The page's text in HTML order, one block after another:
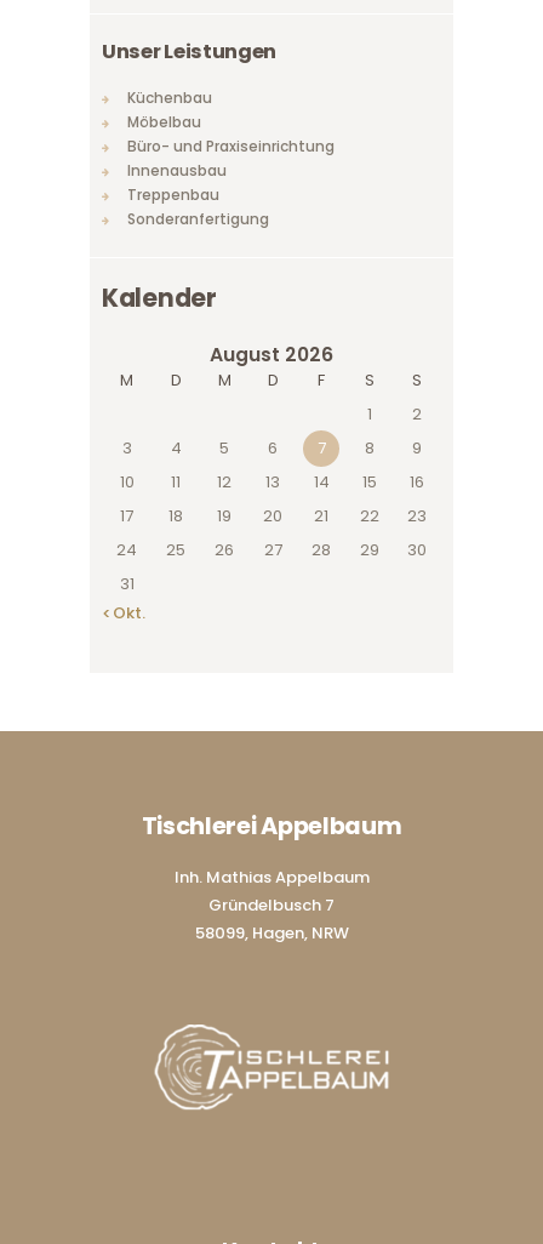
Unser Leistungen
Küchenbau
Möbelbau
Büro- und Praxiseinrichtung
Innenausbau
Treppenbau
Sonderanfertigung
Kalender
August 2026
M D M D F S
S
1
2
3
4 5 6 7 8
9
10
11 12 13 14 15
16
17
18 19 20 21 22
23
24
25 26 27 28 29
30
31
« Okt.
Tischlerei Appelbaum
Inh. Mathias Appelbaum
Gründelbusch 7
58099, Hagen, NRW